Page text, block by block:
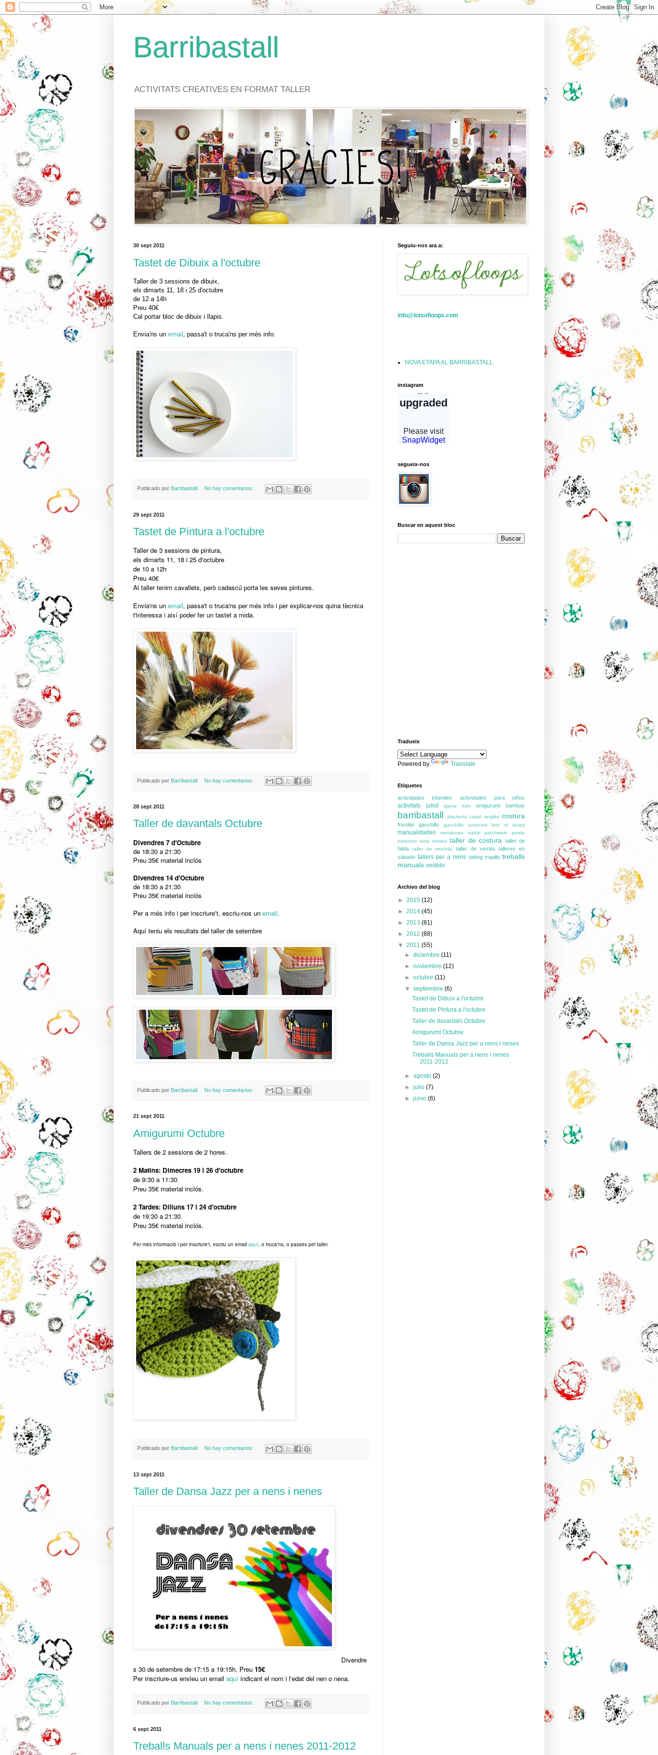
Barribastall
ACTIVITATS CREATIVES EN FORMAT TALLER
30 sept 2011
Tastet de Dibuix a l'octubre
Taller de 3 sessions de dibuix,
els dimarts 11, 18 i 25 d'octubre
de 12 a 14h
Preu 40€
Cal portar bloc de dibuix i llapis.
Envia'ns un email , passa't o truca'ns per més info.
Publicado por Barribastall No hay comentarios:
29 sept 2011
Tastet de Pintura a l'octubre
Taller de 3 sessions de pintura,
els dimarts 11, 18 i 25 d'octubre
de 10 a 12h
Preu 40€
Al taller tenim cavallets, però cadascú porta les seves pintures.
Envia'ns un email, passa't o truca'ns per més info i per explicar-nos quina tècnica
t'interessa i així poder fer un tastet a mida.
Publicado por Barribastall No hay comentarios:
28 sept 2011
Taller de davantals Octubre
Divendres 7 d'Octubre
de 18:30 a 21:30
Preu 35€ material inclós
Divendres 14 d'Octubre
de 18:30 a 21:30
Preu 35€ material inclós
Per a més info i per inscriure't, escriu-nos un email.
Aquí teniu els resultats del taller de setembre
Publicado por Barribastall No hay comentarios:
21 sept 2011
Amigurumi Octubre
Tallers de 2 sessions de 2 hores.
2 Matins: Dimecres 19 i 26 d'octubre
de 9:30 a 11:30.
Preu 35€ material inclós.
2 Tardes: Dilluns 17 i 24 d'octubre
de 19:30 a 21:30.
Preu 35€ material inclós.
Per més informació i per inscriure't, escriu un email aquí, o truca'ns, o passes pel taller.
Publicado por Barribastall No hay comentarios:
13 sept 2011
Taller de Dansa Jazz per a nens i nenes
Divendre
s 30 de setembre de 17:15 a 19:15h. Preu 15€
Per inscriure-us envieu un email aquí indicant el nom i l'edat del nen o nena.
Publicado por Barribastall No hay comentarios:
6 sept 2011
Treballs Manuals per a nens i nenes 2011-2012
Seguiu-nos ara a:
info@lotsofloops.com
NOVA ETAPA AL BARRIBASTALL
instagram
segueix-nos
Buscar en aquest bloc
Tradueix
Powered by Translate
Etiquetes
actividades infantiles actividades para niños
activitats juliol àgora kids amigurumi bambay
barribastall bisutería casal anglès costura
frivolité ganchillo ganchillo tunecino lots of loops
manualidades miniaturas nadal patchwork
punto
tunecino stop motion taller de costura taller de
falda
taller de mochila taller de vestits
talleres en
sábado tallers per a nens tatting trapillo treballs
manuals vestido
Archivo del blog
► 2015 (12)
► 2014 (45)
► 2013 (81)
► 2012 (88)
▼ 2011 (55)
►diciembre(11)
►noviembre(12)
►octubre(11)
▼septiembre(6)
Tastet de Dibuix a l'octubre
Tastet de Pintura a l'octubre
Taller de davantals Octubre
Amigurumi Octubre
Taller de Dansa Jazz per a nens i nenes
Treballs Manuals per a nens i nenes
2011-2012
►agosto(2)
►julio(7)
►junio(6)